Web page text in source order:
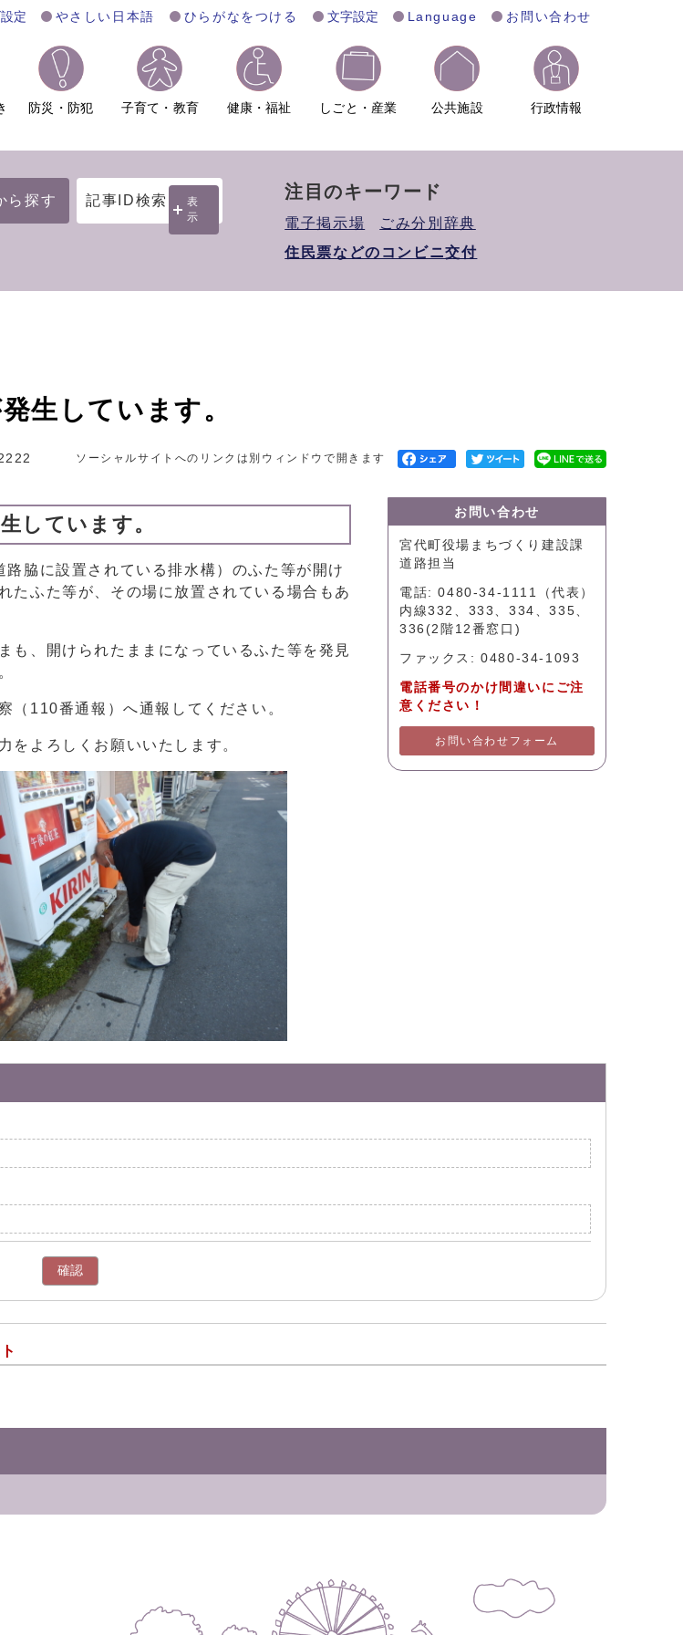
定 やさしい日本語 ひらがなをつける 文字設定 Language お問い合わせ
防災・防犯 子育て・教育 健康・福祉 しごと・産業 公共施設 行政情報
ら探す 記事ID検索
表
示
注目のキーワード
電子掲示場
ごみ分別辞典
住民票などのコンビニ交付
生しています。
ソーシャルサイトへのリンクは別ウィンドウで開きます
しています。
脇に設置されている排水構）のふた等が開け
たふた等が、その場に放置されている場合もあ
、開けられたままになっているふた等を発見
110番通報）へ通報してください。
をよろしくお願いいたします。
お問い合わせ
宮代町役場まちづくり建設課
道路担当
電話: 0480-34-1111（代表）
内線332、333、334、335、
336(2階12番窓口)
ファックス: 0480-34-1093
電話番号のかけ間違いにご注
意ください！
お問い合わせフォーム
確認